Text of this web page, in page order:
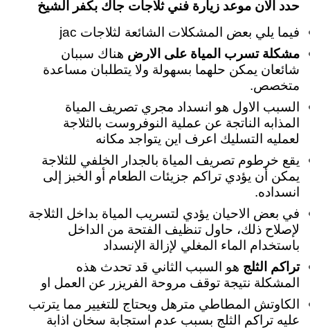
حدد الان موعد زيارة فني ثلاجات جاك بكفر الشيخ
فيما يلي بعض المشكلات الشائعة لثلاجات jac
مشكلة تسرب المياة على الارض هناك سببان
شائعان يمكن حلهما بسهولة ولا يتطلبان مساعدة
متخصص.
السبب الاول هو انسداد مجري تصريف المياة
المذابه الناتجة عن عملية النوفروست بالثلاجة
لعمليه التسليك اعرف اين يتواجد مكانه
يقع خرطوم تصريف المياة بالجدار الخلفي للثلاجة
يمكن أن يؤدي تراكم جزيئات الطعام أو الخبز إلى
انسداده.
في بعض الاحيان يؤدي لتسريب المياة بداخل الثلاجة
لإصلاح ذلك، حاول تنظيف الفتحة من الداخل
باستخدام الماء المغلي لإزالة الإنسداد
تراكم الثلج هو السبب الثاني قد تحدث هذه
المشكلة نتيجة توقف مروحة الفريزر عن العمل او
الكاوتش المطاطي مترهل ويحتاج للتغيير مما يترتب
عليه تراكم الثلج بسبب عدم استجابة سخان اذابة